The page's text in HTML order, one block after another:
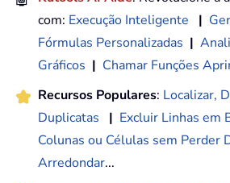
com: Execução Inteligente |
Fórmulas Personalizadas |
Gráficos | Chamar Funções
Recursos Populares: Localizar,
Duplicatas
| Excluir Linhas em
Colunas ou Células sem Perder
Arredondar...